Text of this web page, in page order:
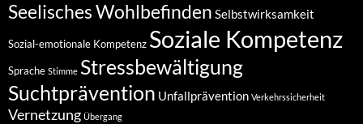
Seelisches Wohlbefinden Selbstwirksamkeit
Sozial-emotionale Kompetenz Soziale Kompetenz
Sprache Stimme Stressbewältigung
Suchtprävention Unfallprävention Verkehrssicherheit
Vernetzung Übergang